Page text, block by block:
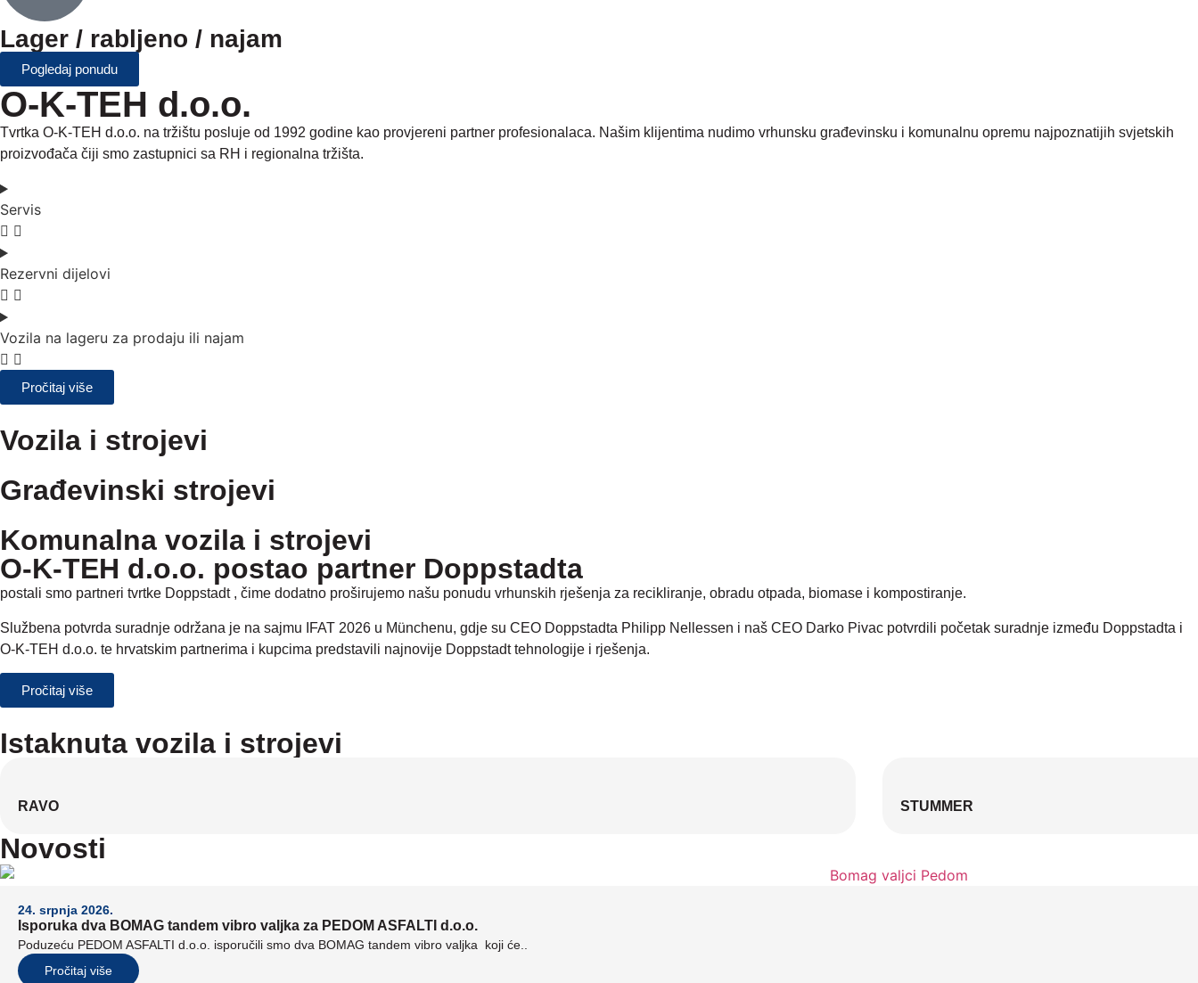
Lager / rabljeno / najam
Pogledaj ponudu
O-K-TEH d.o.o.
Tvrtka O-K-TEH d.o.o. na tržištu posluje od 1992 godine kao provjereni partner profesionalaca. Našim klijentima nudimo vrhunsku građevinsku i komunalnu opremu najpoznatijih svjetskih
proizvođača čiji smo zastupnici sa RH i regionalna tržišta.
Servis
Rezervni dijelovi
Vozila na lageru za prodaju ili najam
Pročitaj više
Vozila i strojevi
Građevinski strojevi
Komunalna vozila i strojevi
O-K-TEH d.o.o. postao partner Doppstadta
postali smo partneri tvrtke Doppstadt , čime dodatno proširujemo našu ponudu vrhunskih rješenja za recikliranje, obradu otpada, biomase i kompostiranje.
Službena potvrda suradnje održana je na sajmu IFAT 2026 u Münchenu, gdje su CEO Doppstadta Philipp Nellessen i naš CEO Darko Pivac potvrdili početak suradnje između Doppstadta i
O-K-TEH d.o.o. te hrvatskim partnerima i kupcima predstavili najnovije Doppstadt tehnologije i rješenja.
Pročitaj više
Istaknuta vozila i strojevi
RAVO STUMMER
Novosti
24. srpnja 2026.
Isporuka dva BOMAG tandem vibro valjka za PEDOM ASFALTI d.o.o.
Poduzeću PEDOM ASFALTI d.o.o. isporučili smo dva BOMAG tandem vibro valjka koji će..
Pročitaj više